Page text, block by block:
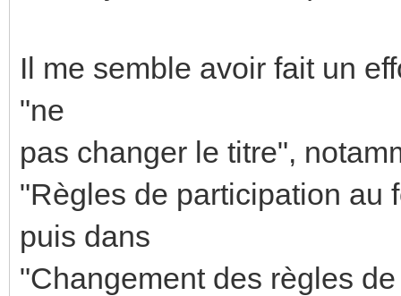
Il me semble avoir fait un
"ne
pas changer le titre",
"Règles de participation au
puis dans
"Changement des règles